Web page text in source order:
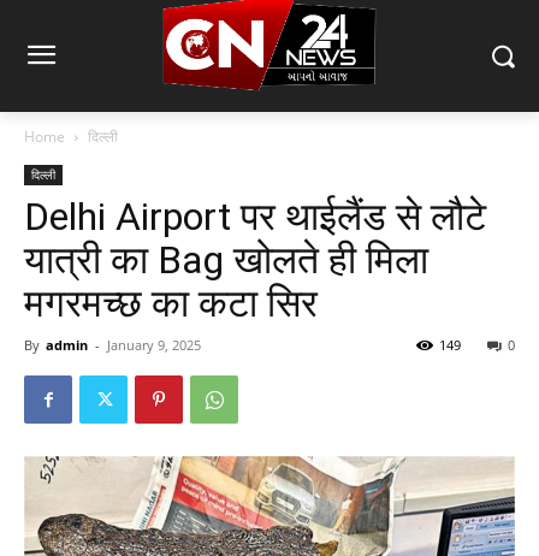
Home दिल्ली
दिल्ली
Delhi Airport पर थाईलैंड से लौटे
यात्री का Bag खोलते ही मिला
मगरमच्छ का कटा सिर
By admin - January 9, 2025 0
149